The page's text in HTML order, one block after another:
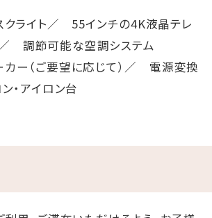
クライト／ 55インチの4K液晶テレ
／ 調節可能な空調システム
ー（ご要望に応じて）／ 電源変換
・アイロン台